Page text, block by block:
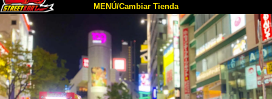
MENÚ/Cambiar Tienda
INICIO
Acerca de Especificaciones Precios
Acceso Testimonios Preguntas Frecuentes
Empresa Reservas